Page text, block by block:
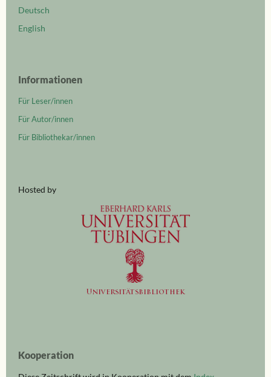
Deutsch
English
Informationen
Für Leser/innen
Für Autor/innen
Für Bibliothekar/innen
Hosted by
Kooperation